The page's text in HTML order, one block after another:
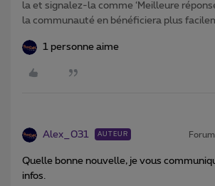
la et signalez-la comme ‘Meilleure
la communauté en bénéficiera plus
1 personne aime
Alex_031 AUTEUR
Quelle bonne nouvelle, je vous
infos.